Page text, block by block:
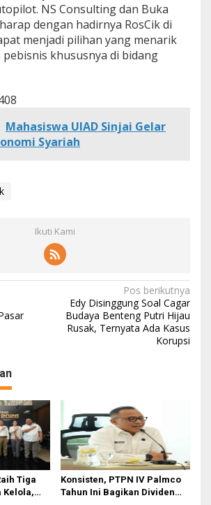
NS Consulting dan Buka
dengan hadirnya RosCik di
menjadi pilihan yang menarik
khususnya di bidang
Mahasiswa UIAD Sinjai Gelar
Syariah
Ikuti Kami
Pos berikutnya
Edy Disinggung Soal Cagar
Budaya Benteng Putri Hijau
Rusak, Ternyata Ada Kasus
Korupsi
Tiga
Kelola,
Konsisten, PTPN IV Palmco
Tahun Ini Bagikan Dividen